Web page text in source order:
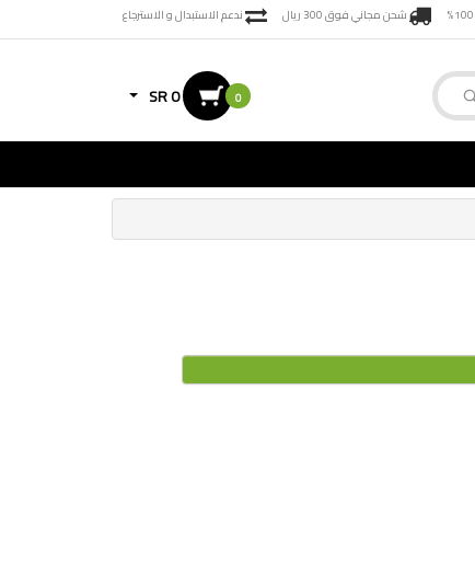
شحن مجاني فوق 300 ريال ندعم الاستبدال و الاسترجاع
0
SR 0